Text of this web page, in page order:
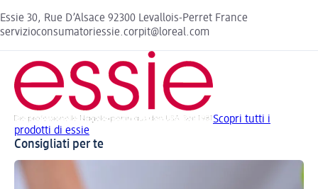
Essie 30, Rue D’Alsace 92300 Levallois-Perret France
servizioconsumatoriessie.corpit@loreal.com
Scopri tutti i
prodotti di essie
Consigliati per te